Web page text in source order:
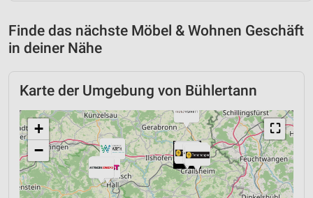
Finde das nächste Möbel & Wohnen Geschäft
in deiner Nähe
Karte der Umgebung von Bühlertann
⛶
+
−